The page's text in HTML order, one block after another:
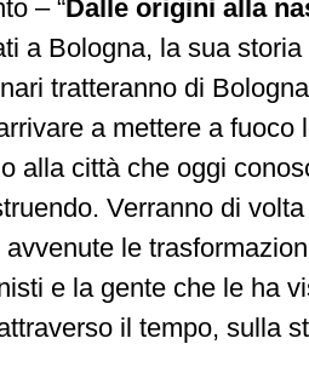
– “Dalle origini alla
a Bologna, la sua
tratteranno di
a mettere a fuoco
alla città che oggi
Verranno di
le
e la gente che le ha
il tempo, sulla